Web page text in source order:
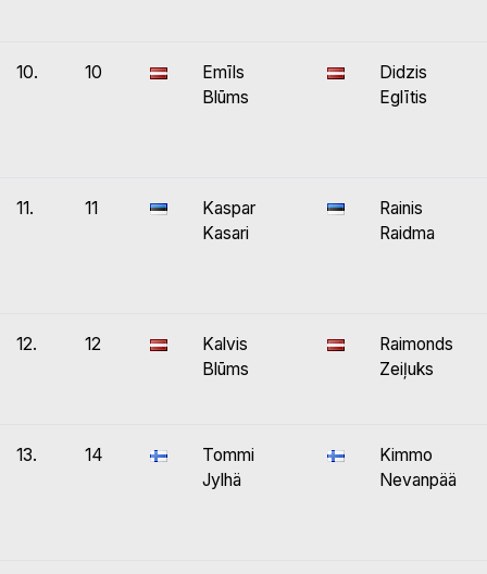
10. 10
Emīls
Blūms
Didzis
Eglītis
11. 11
Kaspar
Kasari
Rainis
Raidma
12. 12
Kalvis
Blūms
Raimonds
Zeiļuks
13. 14
Tommi
Jylhä
Kimmo
Nevanpää